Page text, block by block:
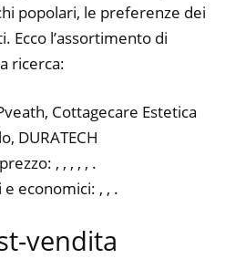
popolari, le preferenze dei
Ecco l’assortimento di
ricerca:
Cottagecare Estetica
DURATECH
, , , , , .
economici: , , .
vendita